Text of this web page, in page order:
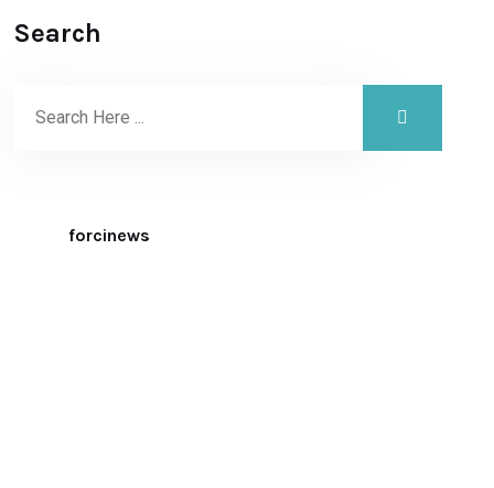
Search
forcinews